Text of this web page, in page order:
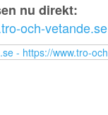
nu direkt:
och-vetande.se